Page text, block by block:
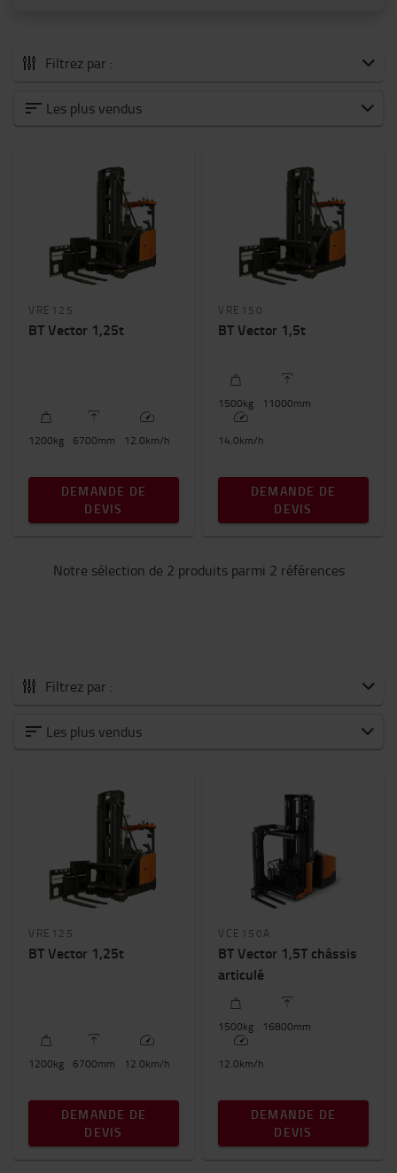
Filtrez par :
Tous les Chariots pour allées étroites
Capacité nominale
Hauteur de levée (mm)
Hauteur du chariot
Les plus vendus
VRE125
BT Vector 1,25t
1200kg 6700mm 12.0km/h
DEMANDE DE
DEVIS
VRE150
BT Vector 1,5t
1500kg 11000mm
14.0km/h
DEMANDE DE
DEVIS
Notre sélection de 2 produits parmi 2 références
Filtrez par :
Tous les Chariots pour allées étroites
Capacité nominale
Hauteur de levée (mm)
Hauteur du chariot
Les plus vendus
VRE125
BT Vector 1,25t
1200kg 6700mm 12.0km/h
DEMANDE DE
DEVIS
VCE150A
BT Vector 1,5T châssis
articulé
1500kg 16800mm
12.0km/h
DEMANDE DE
DEVIS